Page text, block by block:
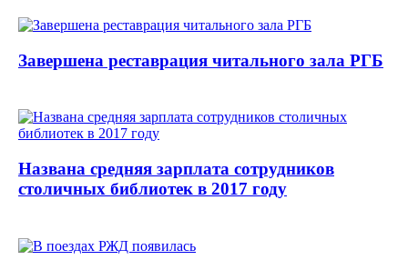
Завершена реставрация читального зала РГБ
Названа средняя зарплата сотрудников
столичных библиотек в 2017 году